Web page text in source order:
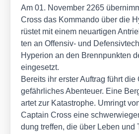
Am 01. Novem­ber 2265
Cross das Kom­man­do über die
rüs­tet mit einem neu­ar­ti­gen
ten an Offen­siv- und
Hype­ri­on an den Brenn­punk­ten
ein­ge­setzt.
Bereits ihr ers­ter Auf­trag führt die
gefähr­li­ches Aben­teu­er. Eine
ar­tet zur Kata­stro­phe. Umringt
Cap­tain Cross eine
dung tref­fen, die über Leben und